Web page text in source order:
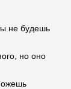
не будешь
но оно